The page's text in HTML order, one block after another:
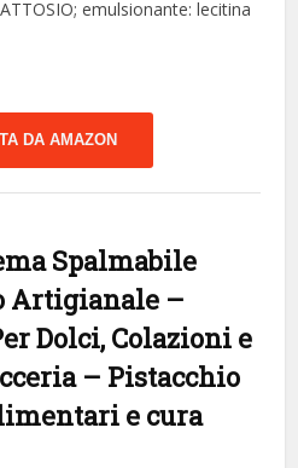
emulsionante: lecitina
DA AMAZON
Spalmabile
Artigianale –
Dolci, Colazioni e
– Pistacchio
e cura